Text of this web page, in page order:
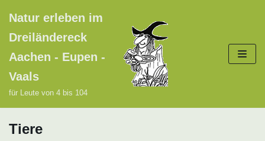
Zum
springen
Natur erleben im
Dreiländereck
Aachen - Eupen -
Vaals
für Leute von 4 bis 104
Tiere